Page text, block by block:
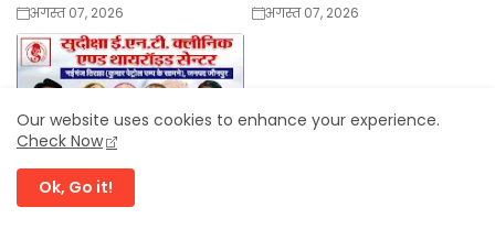
अगस्त 07, 2026 अगस्त 07, 2026
जौनपुर
Our website uses cookies to enhance your experience.
Check Now
Ok, Go it!